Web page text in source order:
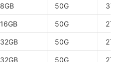
8GB 50G 3T
16GB 50G 2T
32GB 50G 2T
32GB 50G 2T